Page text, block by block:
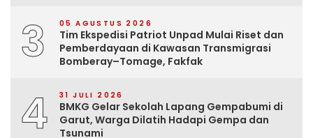
3 05 AGUSTUS 2026
Tim Ekspedisi Patriot Unpad Mulai Riset dan
Pemberdayaan di Kawasan Transmigrasi
Bomberay–Tomage, Fakfak
4 31 JULI 2026
BMKG Gelar Sekolah Lapang Gempabumi di
Garut, Warga Dilatih Hadapi Gempa dan
Tsunami